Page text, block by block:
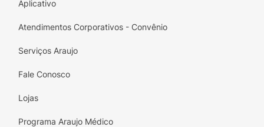
Aplicativo
Atendimentos Corporativos - Convênio
Serviços Araujo
Fale Conosco
Lojas
Programa Araujo Médico